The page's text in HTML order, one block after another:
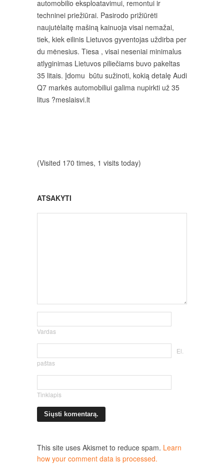
automobilio eksploatavimui, remontui ir
techninei priežiūrai. Pasirodo prižiūrėti
naujutėlaitę mašiną kainuoja visai nemažai,
tiek, kiek eilinis Lietuvos gyventojas uždirba per
du mėnesius. Tiesa , visai neseniai minimalus
atlyginimas Lietuvos piliečiams buvo pakeltas
35 litais. Įdomu būtu sužinoti, kokią detalę Audi
Q7 markės automobiliui galima nupirkti už 35
litus ?meslaisvi.lt
(Visited 170 times, 1 visits today)
ATSAKYTI
Vardas
El.
paštas
Tinklapis
This site uses Akismet to reduce spam. Learn
how your comment data is processed.